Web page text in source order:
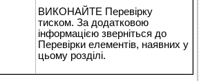
ВИКОНАЙТЕ Перевірку
тиском. За додатковою
інформацією зверніться до
Перевірки елементів, наявних у
цьому розділі.